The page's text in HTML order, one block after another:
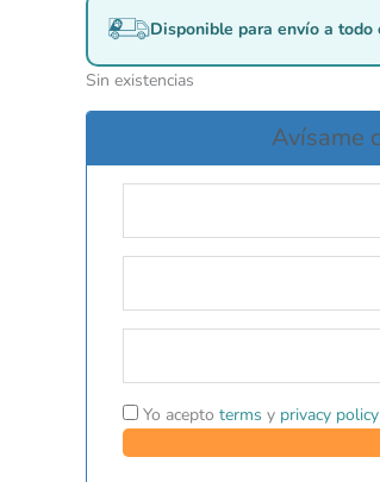
Disponible para envío a todo
Sin existencias
Avísame
Yo acepto terms y privacy policy